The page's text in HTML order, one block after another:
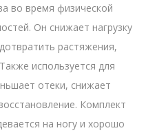
во время физической
Он снижает нагрузку
растяжения,
используется для
отеки, снижает
Комплект
на ногу и хорошо